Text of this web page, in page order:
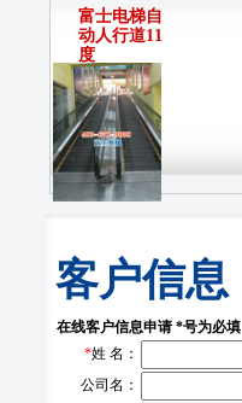
富士电梯自
动人行道11
度
客户信息
在线客户信息申请 *号为必填
*姓 名：
公司名：